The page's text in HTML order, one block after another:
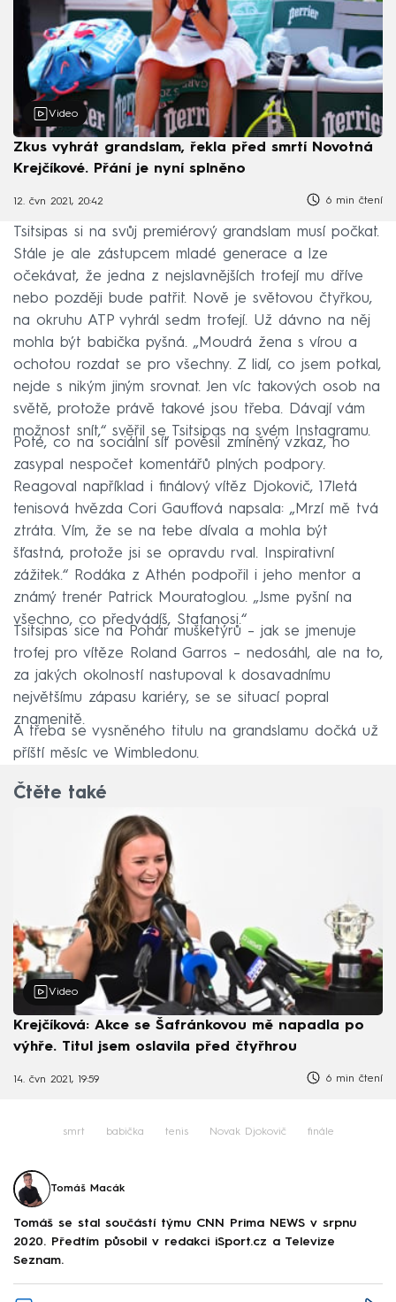
Video
Zkus vyhrát grandslam, řekla před smrtí Novotná
Krejčíkové. Přání je nyní splněno
12. čvn 2021, 20:42 6 min čtení
Tsitsipas si na svůj premiérový grandslam musí počkat.
Stále je ale zástupcem mladé generace a lze
očekávat, že jedna z nejslavnějších trofejí mu dříve
nebo později bude patřit. Nově je světovou čtyřkou,
na okruhu ATP vyhrál sedm trofejí. Už dávno na něj
mohla být babička pyšná. „Moudrá žena s vírou a
ochotou rozdat se pro všechny. Z lidí, co jsem potkal,
nejde s nikým jiným srovnat. Jen víc takových osob na
světě, protože právě takové jsou třeba. Dávají vám
možnost snít,“ svěřil se Tsitsipas na svém Instagramu.
Poté, co na sociální síť pověsil zmíněný vzkaz, ho
zasypal nespočet komentářů plných podpory.
Reagoval například i finálový vítěz Djokovič, 17letá
tenisová hvězda Cori Gauffová napsala: „Mrzí mě tvá
ztráta. Vím, že se na tebe dívala a mohla být
šťastná, protože jsi se opravdu rval. Inspirativní
zážitek.“ Rodáka z Athén podpořil i jeho mentor a
známý trenér Patrick Mouratoglou. „Jsme pyšní na
všechno, co předvádíš, Stafanosi.“
Tsitsipas sice na Pohár mušketýrů – jak se jmenuje
trofej pro vítěze Roland Garros – nedosáhl, ale na to,
za jakých okolností nastupoval k dosavadnímu
největšímu zápasu kariéry, se se situací popral
znamenitě.
A třeba se vysněného titulu na grandslamu dočká už
příští měsíc ve Wimbledonu.
Čtěte také
Video
Krejčíková: Akce se Šafránkovou mě napadla po
výhře. Titul jsem oslavila před čtyřhrou
14. čvn 2021, 19:59 6 min čtení
smrt babička tenis Novak Djokovič finále
Tomáš Macák
Tomáš se stal součástí týmu CNN Prima NEWS v srpnu
2020. Předtím působil v redakci iSport.cz a Televize
Seznam.